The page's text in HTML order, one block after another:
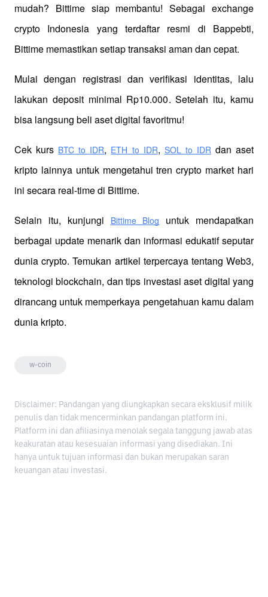
mudah? Bittime siap membantu! Sebagai exchange
crypto Indonesia yang terdaftar resmi di Bappebti,
Bittime memastikan setiap transaksi aman dan cepat.
Mulai dengan registrasi dan verifikasi identitas, lalu
lakukan deposit minimal Rp10.000. Setelah itu, kamu
bisa langsung beli aset digital favoritmu!
Cek kurs BTC to IDR, ETH to IDR, SOL to IDR dan aset
kripto lainnya untuk mengetahui tren crypto market hari
ini secara real-time di Bittime.
Selain itu, kunjungi Bittime Blog
untuk mendapatkan
berbagai update menarik dan informasi edukatif seputar
dunia crypto. Temukan artikel terpercaya tentang Web3,
teknologi blockchain, dan tips investasi aset digital yang
dirancang untuk memperkaya pengetahuan kamu dalam
dunia kripto.
w-coin
Disclaimer: Pandangan yang diungkapkan secara eksklusif milik
penulis dan tidak mencerminkan pandangan platform ini.
Platform ini dan afiliasinya menolak segala tanggung jawab atas
keakuratan atau kesesuaian informasi yang disediakan. Ini
hanya untuk tujuan informasi dan bukan merupakan saran
keuangan atau investasi.